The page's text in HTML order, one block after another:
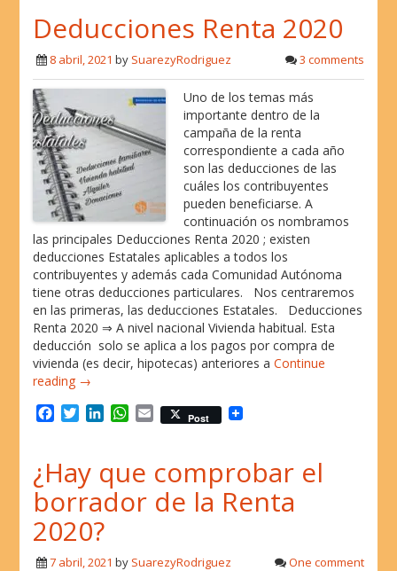
e
b
o
o
k
t
t
e
r
k
e
d
I
n
t
s
A
p
p
i
l
Deducciones Renta 2020
8 abril, 2021 by SuarezyRodriguez 3 comments
Uno de los temas más
importante dentro de la
campaña de la renta
correspondiente a cada año
son las deducciones de las
cuáles los contribuyentes
pueden beneficiarse. A
continuación os nombramos
las principales Deducciones Renta 2020 ; existen
deducciones Estatales aplicables a todos los
contribuyentes y además cada Comunidad Autónoma
tiene otras deducciones particulares. Nos centraremos
en las primeras, las deducciones Estatales. Deducciones
Renta 2020 ⇒ A nivel nacional Vivienda habitual. Esta
deducción solo se aplica a los pagos por compra de
vivienda (es decir, hipotecas) anteriores aContinue
reading →
e
b
o
o
k
T
t
t
e
r
k
e
d
W
t
s
A
E
i
l
Post
¿Hay que comprobar el
borrador de la Renta
2020?
7 abril, 2021 by SuarezyRodriguez One comment